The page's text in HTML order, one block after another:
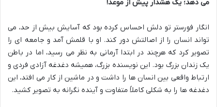
می دهد؛ یک هشدار پیش از موعد!
انگار فورستر تو دلش احساس کرده بود که آسایش بیش از حد، می
تواند انسان را از اصالتش دور کند. او با قلمش آمد و جامعه ای را
تصویر کرد که هرچند در ابتدا آرمانی به نظر می رسید، اما در باطن
یک زندان بزرگ بود. این نویسنده بزرگ، همیشه دغدغه آزادی فردی و
ارتباط واقعی بین انسان ها را داشت و در ماشین از کار می افتد، این
دغدغه ها را به شکلی کاملاً متفاوت و آینده نگرانه به تصویر کشید.